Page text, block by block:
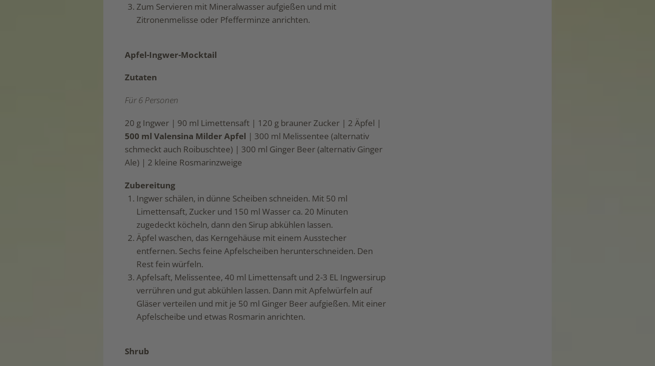
Zum Servieren mit Mineralwasser aufgießen und mit
Zitronenmelisse oder Pfefferminze anrichten.
Apfel-Ingwer-Mocktail
Zutaten
Für 6 Personen
20 g Ingwer | 90 ml Limettensaft | 120 g brauner Zucker | 2 Äpfel |
500 ml Valensina Milder Apfel | 300 ml Melissentee (alternativ
schmeckt auch Roibuschtee) | 300 ml Ginger Beer (alternativ Ginger
Ale) | 2 kleine Rosmarinzweige
Zubereitung
Ingwer schälen, in dünne Scheiben schneiden. Mit 50 ml
Limettensaft, Zucker und 150 ml Wasser ca. 20 Minuten
zugedeckt köcheln, dann den Sirup abkühlen lassen.
Äpfel waschen, das Kerngehäuse mit einem Ausstecher
entfernen. Sechs feine Apfelscheiben herunterschneiden. Den
Rest fein würfeln.
Apfelsaft, Melissentee, 40 ml Limettensaft und 2-3 EL Ingwersirup
verrühren und gut abkühlen lassen. Dann mit Apfelwürfeln auf
Gläser verteilen und mit je 50 ml Ginger Beer aufgießen. Mit einer
Apfelscheibe und etwas Rosmarin anrichten.
Shrub